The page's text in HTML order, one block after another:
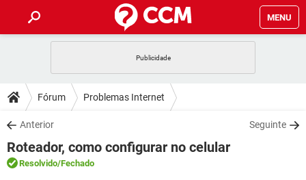
MENU
CELULAR FACEBOOK
OUTLOOK
INSTAGRAM GMAIL
GUIA DE COMPRAS
DICAS
JOGOS WHATSAPP
OUTLOOK
DOWNLOADS
JOGOS WHATSAPP
CELULAR
FÓRUM
Fórum Problemas Internet
Anterior Seguinte
Roteador, como configurar no celular
Resolvido/Fechado